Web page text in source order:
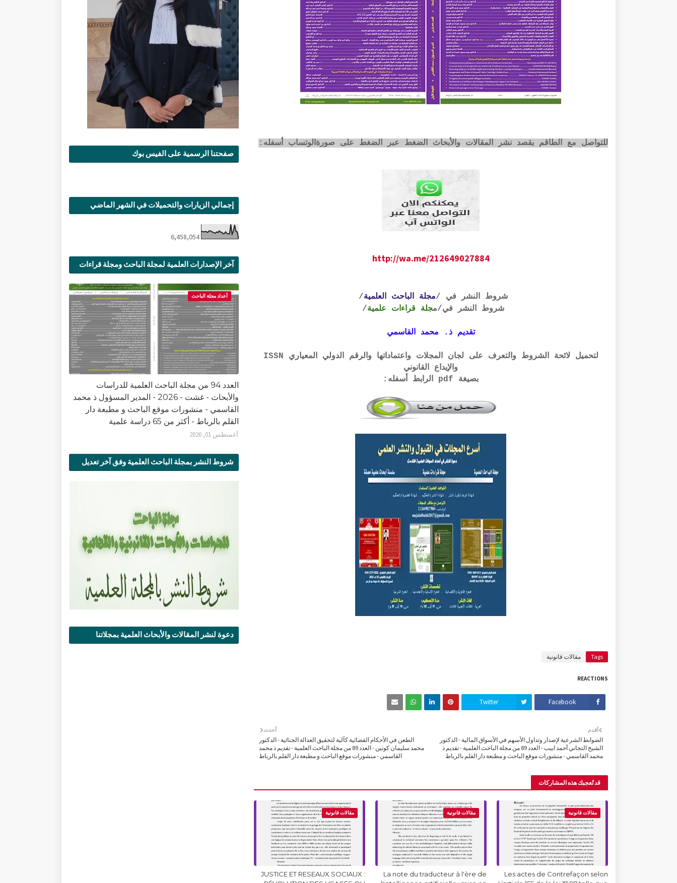
للتواصل مع الطاقم بقصد نشر المقالات والأبحاث الضغط عبر الضغط على صورةالوتساب أسفله:
http://wa.me/212649027884
شروط النشر في /مجلة الباحث العلمية/
شروط النشر في/مجلة قراءات علمية/
تقديم ذ. محمد القاسمي
لتحميل لائحة الشروط والتعرف على لجان المجلات واعتماداتها والرقم الدولي المعياري ISSN
والإيداع القانوني
بصيغة pdf الرابط أسفله:
Tags مقالات قانونية
REACTIONS
Facebook
Twitter
أحدث
الطعن في الأحكام القضائية كآلية لتحقيق العدالة الجنائية - الدكتور
محمد سليمان كونين - العدد 89 من مجلة الباحث العلمية - تقديم ذ محمد
القاسمي - منشورات موقع الباحث و مطبعة دار القلم بالرباط
أقدم
الضوابط الشرعية لإصدار وتداول الأسهم في الأسواق المالية - الدكتور
الشيخ التجاني أحمد ابيب - العدد 89 من مجلة الباحث العلمية - تقديم ذ
محمد القاسمي - منشورات موقع الباحث و مطبعة دار القلم بالرباط
قد تُعجبك هذه المشاركات
مقالات قانونية
Les actes de Contrefaçon selon
مقالات قانونية
La note du traducteur à l'ère de
مقالات قانونية
JUSTICE ET RESEAUX SOCIAUX :
صفحتنا الرسمية على الفيس بوك
إجمالي الزيارات والتحميلات في الشهر الماضي
6,458,054
آخر الإصدارات العلمية لمجلة الباحث ومجلة قراءات
أعداد مجلة الباحث
العدد 94 من مجلة الباحث العلمية للدراسات
والأبحاث - غشت - 2026 - المدير المسؤول ذ محمد
القاسمي - منشورات موقع الباحث و مطبعة دار
القلم بالرباط - أكثر من 65 دراسة علمية
أغسطس 01, 2026
شروط النشر بمجلة الباحث العلمية وفق آخر تعديل
دعوة لنشر المقالات والأبحاث العلمية بمجلاتنا